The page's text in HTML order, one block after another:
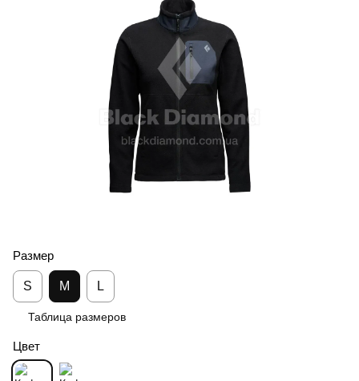
Размер
S M L
Таблица размеров
Цвет